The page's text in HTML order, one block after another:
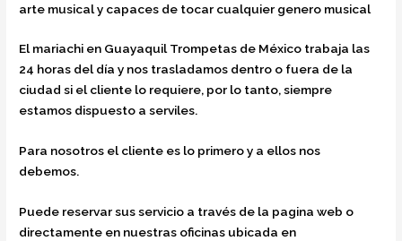
arte musical y capaces de tocar cualquier genero musical
El mariachi en Guayaquil Trompetas de México trabaja las
24 horas del día y nos trasladamos dentro o fuera de la
ciudad si el cliente lo requiere, por lo tanto, siempre
estamos dispuesto a serviles.
Para nosotros el cliente es lo primero y a ellos nos
debemos.
Puede reservar sus servicio a través de la pagina web o
directamente en nuestras oficinas ubicada en